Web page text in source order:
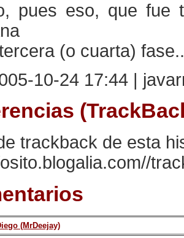
pues eso, que fue
(o cuarta)
10-24 17:44 |
trackback de esta
(MrDeejay)